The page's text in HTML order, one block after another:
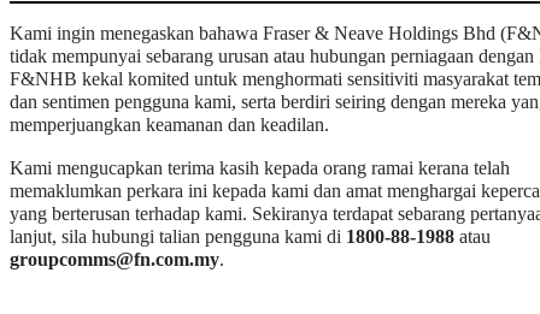
Kami ingin menegaskan bahawa Fraser & Neave Holdings Bhd
tidak mempunyai sebarang urusan atau hubungan perniagaan dengan
F&NHB kekal komited untuk menghormati sensitiviti masyarakat
dan sentimen pengguna kami, serta berdiri seiring dengan mereka
memperjuangkan keamanan dan keadilan.
Kami mengucapkan terima kasih kepada orang ramai kerana telah
memaklumkan perkara ini kepada kami dan amat menghargai
yang berterusan terhadap kami. Sekiranya terdapat sebarang
lanjut, sila hubungi talian pengguna kami di 1800-88-1988 atau
groupcomms@fn.com.my.